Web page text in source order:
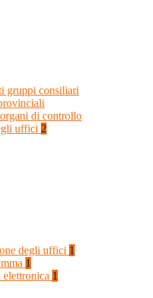
gruppi consiliari
di controllo
uffici 2
degli uffici 1
1
elettronica 1